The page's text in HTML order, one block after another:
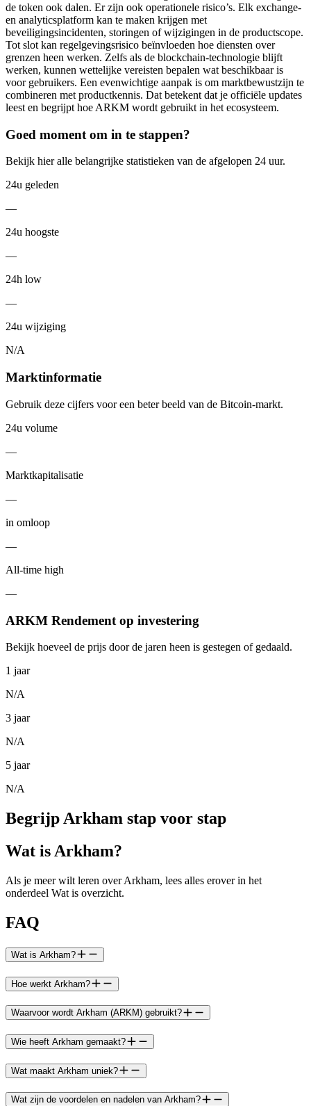
de token ook dalen. Er zijn ook operationele risico’s. Elk exchange-
en analyticsplatform kan te maken krijgen met
beveiligingsincidenten, storingen of wijzigingen in de productscope.
Tot slot kan regelgevingsrisico beïnvloeden hoe diensten over
grenzen heen werken. Zelfs als de blockchain-technologie blijft
werken, kunnen wettelijke vereisten bepalen wat beschikbaar is
voor gebruikers. Een evenwichtige aanpak is om marktbewustzijn te
combineren met productkennis. Dat betekent dat je officiële updates
leest en begrijpt hoe ARKM wordt gebruikt in het ecosysteem.
Goed moment om in te stappen?
Bekijk hier alle belangrijke statistieken van de afgelopen 24 uur.
24u geleden
—
24u hoogste
—
24h low
—
24u wijziging
N/A
Marktinformatie
Gebruik deze cijfers voor een beter beeld van de Bitcoin-markt.
24u volume
—
Marktkapitalisatie
—
in omloop
—
All-time high
—
ARKM Rendement op investering
Bekijk hoeveel de prijs door de jaren heen is gestegen of gedaald.
1 jaar
N/A
3 jaar
N/A
5 jaar
N/A
Begrijp Arkham stap voor stap
Wat is Arkham?
Als je meer wilt leren over Arkham, lees alles erover in het
onderdeel Wat is overzicht.
FAQ
Wat is Arkham?
Hoe werkt Arkham?
Waarvoor wordt Arkham (ARKM) gebruikt?
Wie heeft Arkham gemaakt?
Wat maakt Arkham uniek?
Wat zijn de voordelen en nadelen van Arkham?